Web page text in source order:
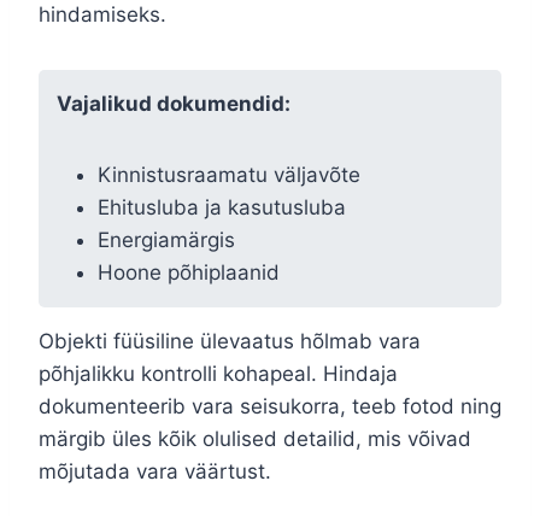
hindamiseks.
Vajalikud dokumendid:
Kinnistusraamatu väljavõte
Ehitusluba ja kasutusluba
Energiamärgis
Hoone põhiplaanid
Objekti füüsiline ülevaatus hõlmab vara
põhjalikku kontrolli kohapeal. Hindaja
dokumenteerib vara seisukorra, teeb fotod ning
märgib üles kõik olulised detailid, mis võivad
mõjutada vara väärtust.